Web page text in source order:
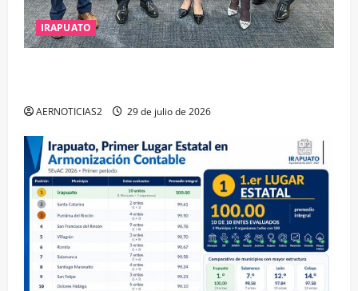
IRAPUATO
AERNOTICIAS2 29 de julio de 2026